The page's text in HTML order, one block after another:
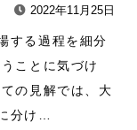
2022年11月25日
する過程を細分
ことに気づけ
の見解では、大
分け…